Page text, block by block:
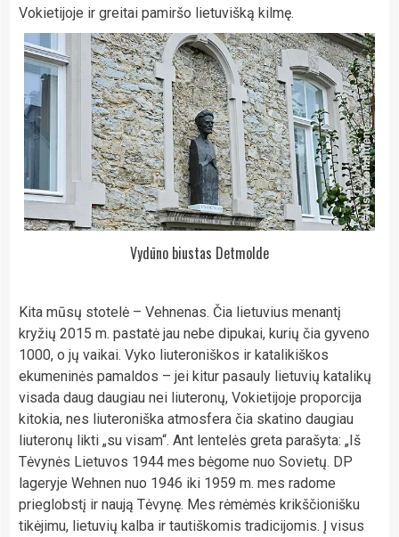
Vokietijoje ir greitai pamiršo lietuvišką kilmę.
Vydūno biustas Detmolde
Kita mūsų stotelė – Vehnenas. Čia lietuvius menantį
kryžių 2015 m. pastatė jau nebe dipukai, kurių čia gyveno
1000, o jų vaikai. Vyko liuteroniškos ir katalikiškos
ekumeninės pamaldos – jei kitur pasauly lietuvių katalikų
visada daug daugiau nei liuteronų, Vokietijoje proporcija
kitokia, nes liuteroniška atmosfera čia skatino daugiau
liuteronų likti „su visam“. Ant lentelės greta parašyta: „Iš
Tėvynės Lietuvos 1944 mes bėgome nuo Sovietų. DP
lageryje Wehnen nuo 1946 iki 1959 m. mes radome
prieglobstį ir naują Tėvynę. Mes rėmėmės krikščionišku
tikėjimu, lietuvių kalba ir tautiškomis tradicijomis. Į visus